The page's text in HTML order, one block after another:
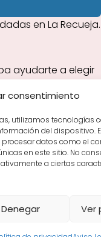
consentimiento
utilizamos tecnologías
del dispositivo.
datos como el
en este sitio. No
a ciertas
Denegar Ver
en La Recueja.
ayudarte a elegir
ciudades
Tipos de
para empezar